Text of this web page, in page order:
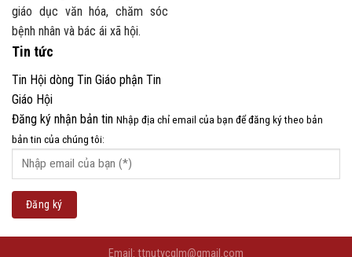
giáo dục văn hóa, chăm sóc
bệnh nhân và bác ái xã hội.
Tin tức
Tin Hội dòng Tin Giáo phận Tin
Giáo Hội
Đăng ký nhận bản tin Nhập địa chỉ email của bạn để đăng ký theo bản
bản tin của chúng tôi:
Email: ttnutycglm@gmail.com